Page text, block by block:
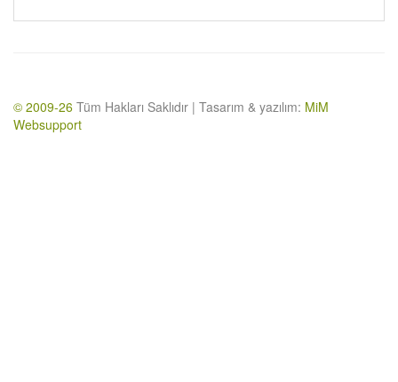
© 2009-26 Tüm Hakları Saklıdır | Tasarım & yazılım: MiM
Websupport